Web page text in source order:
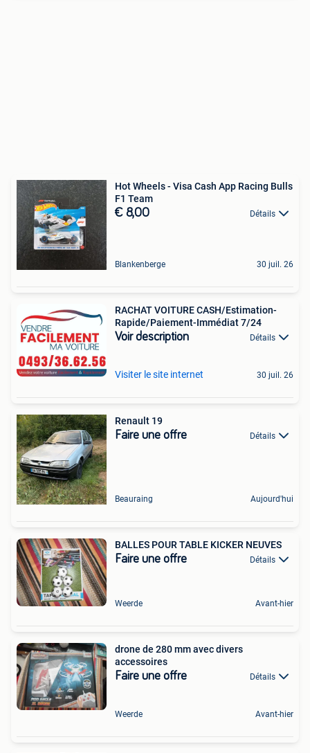
Hot Wheels - Visa Cash App Racing Bulls
F1 Team
€ 8,00 Détails
Blankenberge 30 juil. 26
RACHAT VOITURE CASH/Estimation-
Rapide/Paiement-Immédiat 7/24
Voir description Détails
Visiter le site internet 30 juil. 26
Renault 19
Faire une offre Détails
Beauraing Aujourd'hui
BALLES POUR TABLE KICKER NEUVES
Faire une offre Détails
Weerde Avant-hier
drone de 280 mm avec divers
accessoires
Faire une offre Détails
Weerde Avant-hier